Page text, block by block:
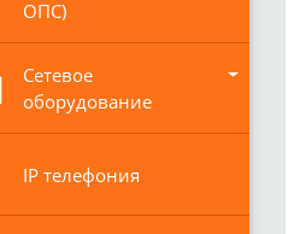
ОПС)
Сетевое
оборудование
IP телефония